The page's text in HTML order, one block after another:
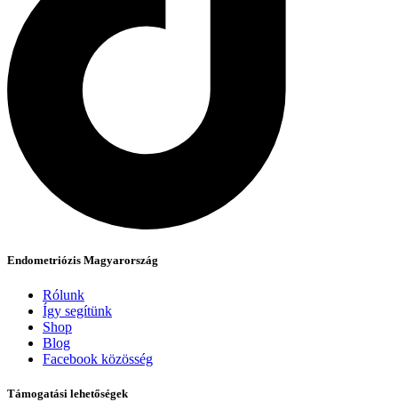
Endometriózis Magyarország
Rólunk
Így segítünk
Shop
Blog
Facebook közösség
Támogatási lehetőségek